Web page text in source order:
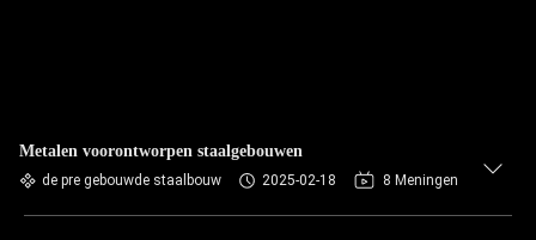
Metalen voorontworpen staalgebouwen
de pre gebouwde staalbouw 2025-02-18 8 Meningen